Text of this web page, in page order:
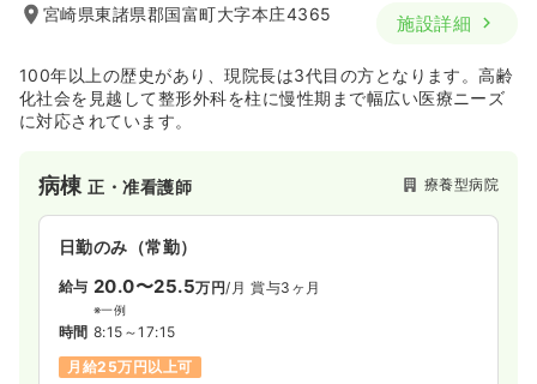
宮崎県東諸県郡国富町大字本庄4365 施設詳細
100年以上の歴史があり、現院長は3代目の方となります。高齢
化社会を見越して整形外科を柱に慢性期まで幅広い医療ニーズ
に対応されています。
病棟正・准看護師 療養型病院
日勤のみ（常勤）
給与 20.0〜25.5万円/月 賞与3ヶ月
※一例
時間 8:15～17:15
月給25万円以上可